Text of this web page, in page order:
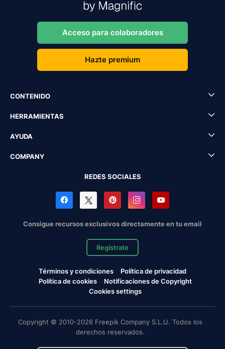
Acceso para colaboradores
Hazte premium
CONTENIDO
HERRAMIENTAS
AYUDA
COMPANY
REDES SOCIALES
Consigue recursos exclusivos directamente en tu email
Regístrate
Términos y condiciones
Política de privacidad
Política de cookies
Notificaciones de Copyright
Cookies settings
Copyright © 2010-2026 Freepik Company S.L.U. Todos los
derechos reservados.